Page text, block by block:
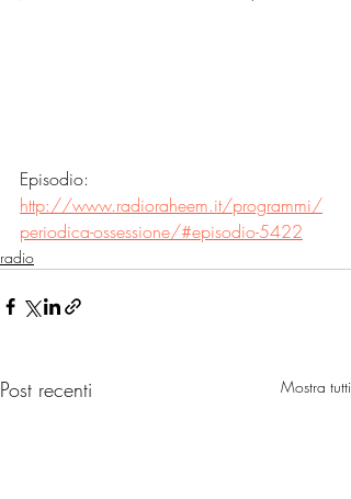
Episodio:
http://www.radioraheem.it/programmi/
periodica-ossessione/#episodio-5422
radio
Post recenti Mostra tutti